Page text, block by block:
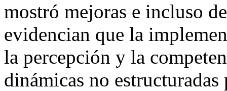
mostró mejoras e incluso
evidencian que la
la percepción y la
dinámicas no